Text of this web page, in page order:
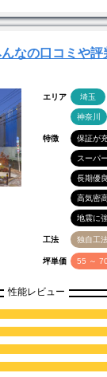
なの口コミや評
エリア 埼玉
神奈川
特徴 保証が
スーパ
長期優
高気密
地震に
工法 独自工
坪単価 55 ～
性能レビュー